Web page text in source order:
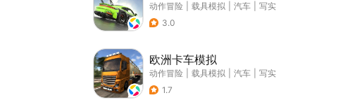
动作冒险 载具模拟 汽车
写实
3.0
欧洲卡车模拟
动作冒险 载具模拟 汽车
写实
1.7